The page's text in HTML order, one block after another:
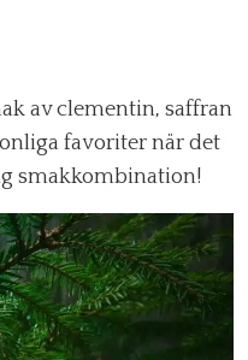
av clementin, saffran
favoriter när det
smakkombination!